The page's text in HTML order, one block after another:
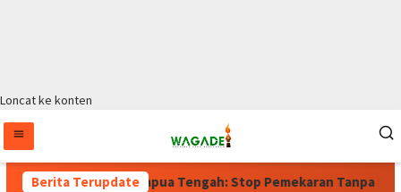
Loncat ke konten
Berita Terupdate
Wagub Papua Tengah: Stop Pemekaran Tanpa Kajian dari